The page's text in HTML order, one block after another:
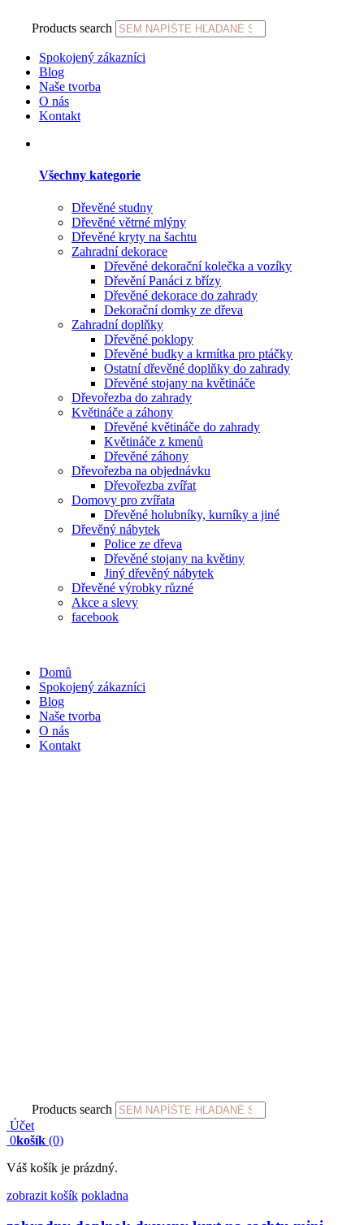
Products search
Spokojený zákazníci
Blog
Naše tvorba
O nás
Kontakt
Všechny kategorie
Dřevěné studny
Dřevěné větrné mlýny
Dřevěné kryty na šachtu
Zahradní dekorace
Dřevěné dekorační kolečka a vozíky
Dřevění Panáci z břízy
Dřevěné dekorace do zahrady
Dekorační domky ze dřeva
Zahradní doplňky
Dřevěné poklopy
Dřevěné budky a krmítka pro ptáčky
Ostatní dřevěné doplňky do zahrady
Dřevěné stojany na květináče
Dřevořezba do zahrady
Květináče a záhony
Dřevěné květináče do zahrady
Květináče z kmenů
Dřevěné záhony
Dřevořezba na objednávku
Dřevořezba zvířat
Domovy pro zvířata
Dřevěné holubníky, kurníky a jiné
Dřevěný nábytek
Police ze dřeva
Dřevěné stojany na květiny
Jiný dřevěný nábytek
Dřevěné výrobky různé
Akce a slevy
facebook
Domů
Spokojený zákazníci
Blog
Naše tvorba
O nás
Kontakt
Products search
Účet
0košík (0)
Váš košík je prázdný.
zobrazit košík pokladna